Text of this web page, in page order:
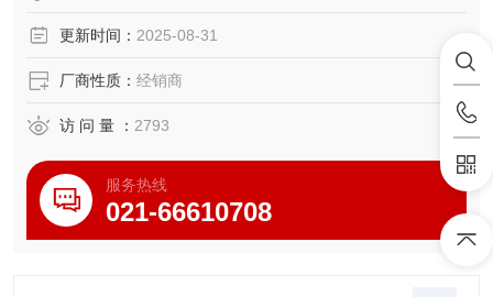
更新时间： 2025-08-31
厂商性质： 经销商
访 问 量 ： 2793
服务热线
021-66610708